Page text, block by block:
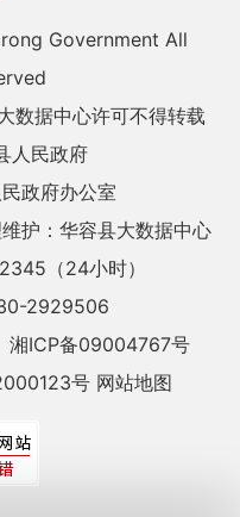
Government All
数据中心许可不得转载
人民政府
政府办公室
护：华容县大数据中心
（24小时）
2929506
湘ICP备09004767号
号 网站地图